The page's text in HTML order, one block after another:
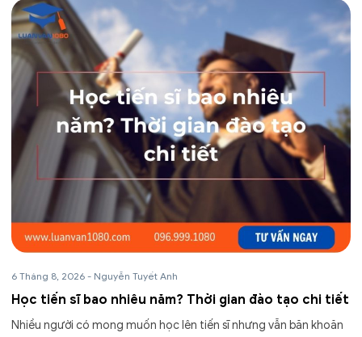
6 Tháng 8, 2026 - Nguyễn Tuyết Anh
Học tiến sĩ bao nhiêu năm? Thời gian đào tạo chi tiết
Nhiều người có mong muốn học lên tiến sĩ nhưng vẫn băn khoăn